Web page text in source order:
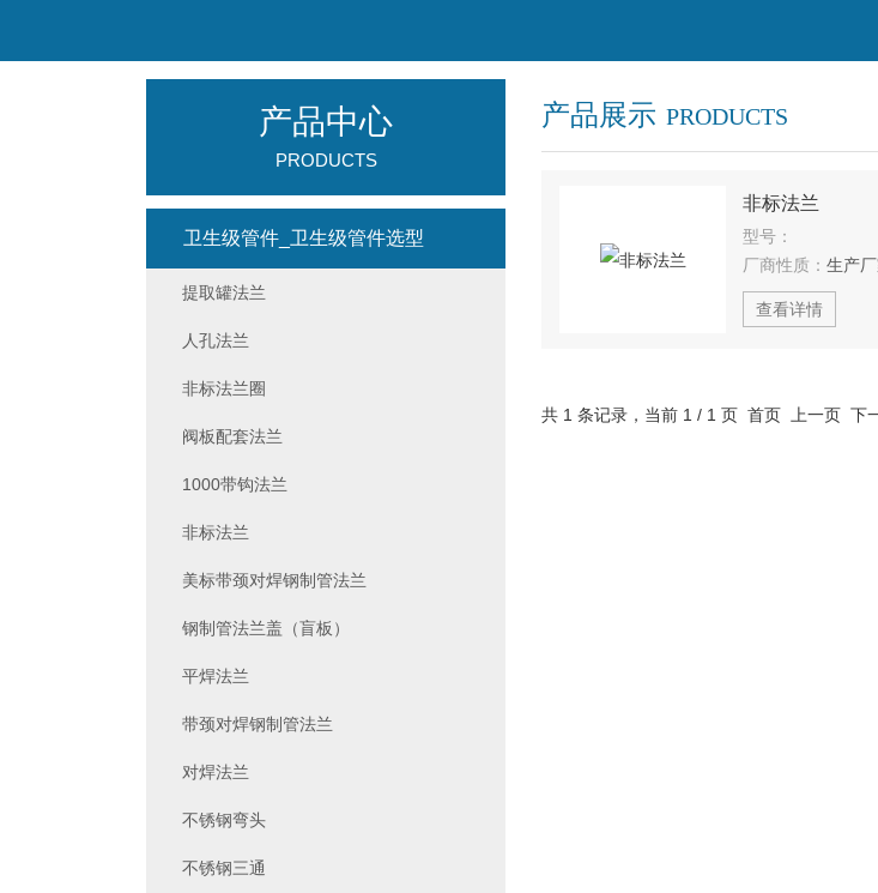
产品展示 PRODUCTS
非标法兰
型号：
厂商性质： 生产
查看详情
共 1 条记录，当前 1 / 1 页 首页 上一页 下
产品中心
PRODUCTS
卫生级管件_卫生级管件选型
提取罐法兰
人孔法兰
非标法兰圈
阀板配套法兰
1000带钩法兰
非标法兰
美标带颈对焊钢制管法兰
钢制管法兰盖（盲板）
平焊法兰
带颈对焊钢制管法兰
对焊法兰
不锈钢弯头
不锈钢三通